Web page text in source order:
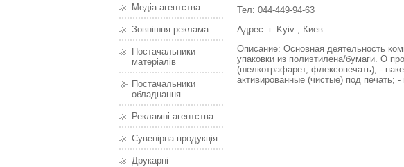
Медіа агентства
Зовнішня реклама
Постачальники
матеріалів
Постачальники
обладнання
Рекламні агентства
Сувенірна продукція
Друкарні
Тел: 044-449-94-63
Адрес: г. Kyiv , Киев
Описание: Основная деятельность
упаковки из полиэтилена/бумаги. О
(шелкотрафарет, флексопечать); -
активированные (чистые) под печать;